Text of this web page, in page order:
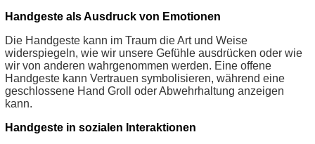
Handgeste als Ausdruck von Emotionen
Die Handgeste kann im Traum die Art und Weise
widerspiegeln, wie wir unsere Gefühle ausdrücken oder wie
wir von anderen wahrgenommen werden. Eine offene
Handgeste kann Vertrauen symbolisieren, während eine
geschlossene Hand Groll oder Abwehrhaltung anzeigen
kann.
Handgeste in sozialen Interaktionen